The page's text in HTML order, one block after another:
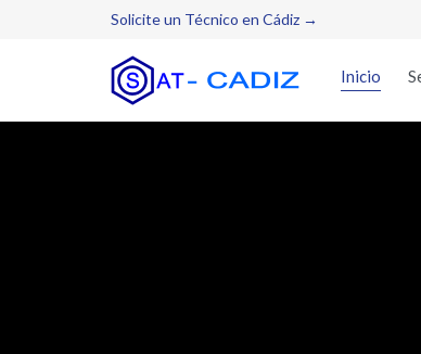
Solicite un Técnico en Cádiz →
Inicio